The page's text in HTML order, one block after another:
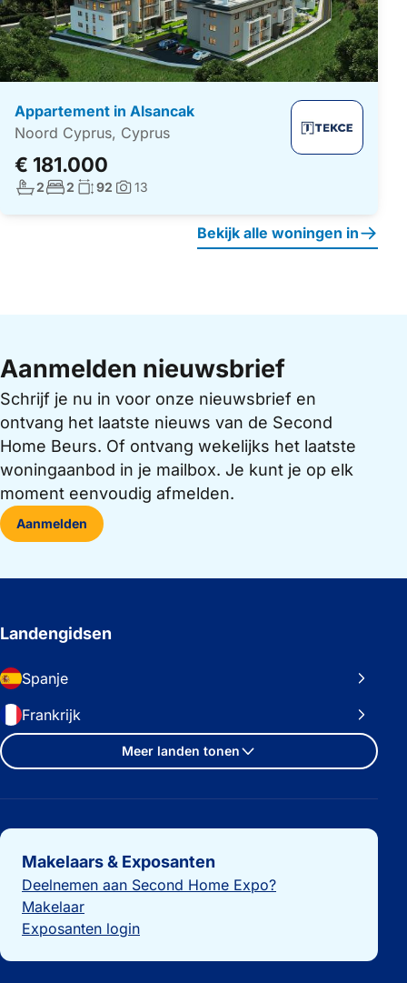
Appartement in Alsancak
Noord Cyprus, Cyprus
€ 181.000
Aantal badkamers:
2Aantal slaapkamers:
2 Woonoppervlakte:
92 Foto's:
13
Bekijk alle woningen in
Aanmelden nieuwsbrief
Schrijf je nu in voor onze nieuwsbrief en
ontvang het laatste nieuws van de Second
Home Beurs. Of ontvang wekelijks het laatste
woningaanbod in je mailbox. Je kunt je op elk
moment eenvoudig afmelden.
Aanmelden
Landengidsen
Spanje
Frankrijk
Meer landen tonen
Belangrijke links
Makelaars & Exposanten
Deelnemen aan Second Home Expo?
Makelaar
Exposanten login